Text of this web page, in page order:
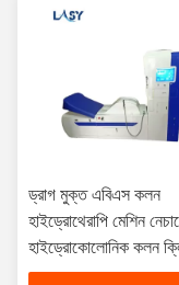
ড্রাগ মুক্ত এবিএস কলন
হাইড্রোথেরাপি মেশিন
হাইড্রোকোলোনিক কলন
মেশিন